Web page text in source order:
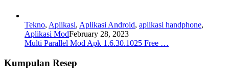
Tekno, Aplikasi, Aplikasi Android, aplikasi handphone,
Aplikasi ModFebruary 28, 2023
Multi Parallel Mod Apk 1.6.30.1025 Free …
Kumpulan Resep